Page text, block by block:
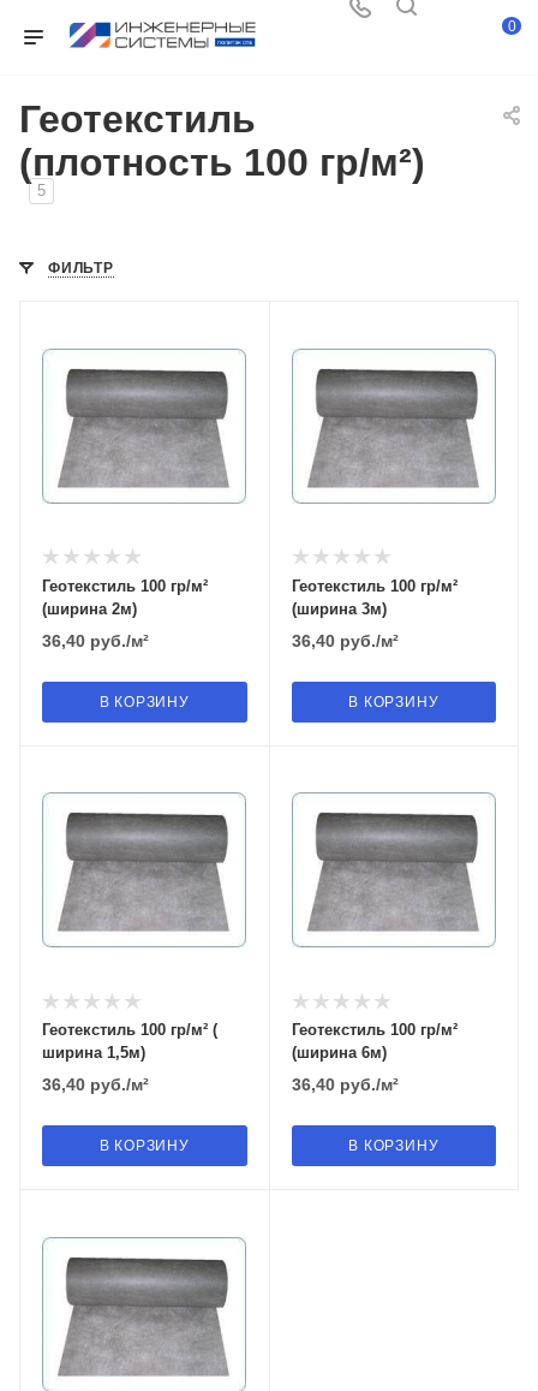
0
Геотекстиль
(плотность 100 гр/м²)
5
ФИЛЬТР
Геотекстиль 100 гр/м²
(ширина 2м)
36,40 руб./м²
В КОРЗИНУ
Геотекстиль 100 гр/м²
(ширина 3м)
36,40руб./м²
В КОРЗИНУ
Геотекстиль 100 гр/м² (
ширина 1,5м)
36,40 руб./м²
В КОРЗИНУ
Геотекстиль 100 гр/м²
(ширина 6м)
36,40руб./м²
В КОРЗИНУ